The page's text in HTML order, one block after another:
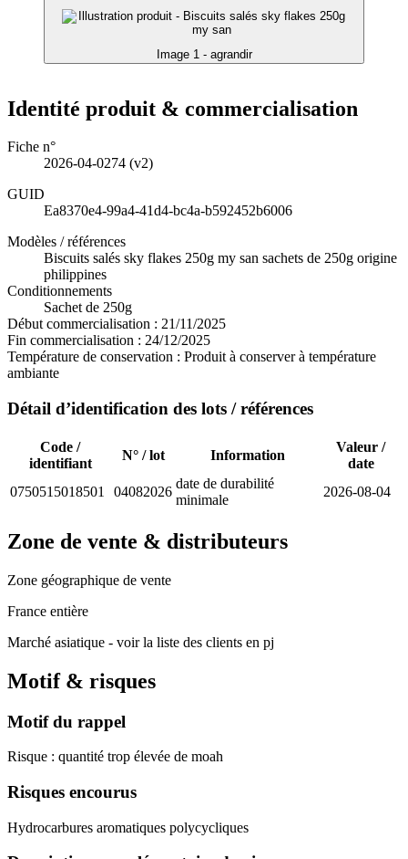
Image 1 - agrandir
Identité produit & commercialisation
Fiche n°
2026-04-0274 (v2)
GUID
Ea8370e4-99a4-41d4-bc4a-b592452b6006
Modèles / références
Biscuits salés sky flakes 250g my san sachets de 250g origine
philippines
Conditionnements
Sachet de 250g
Début commercialisation : 21/11/2025
Fin commercialisation : 24/12/2025
Température de conservation : Produit à conserver à température
ambiante
Détail d’identification des lots / références
Code /
identifiant
N° / lot Information
Valeur /
date
0750515018501
04082026
date de durabilité
minimale
2026-08-04
Zone de vente & distributeurs
Zone géographique de vente
France entière
Marché asiatique - voir la liste des clients en pj
Motif & risques
Motif du rappel
Risque : quantité trop élevée de moah
Risques encourus
Hydrocarbures aromatiques polycycliques